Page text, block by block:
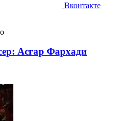
Вконтакте
Асгар Фархади